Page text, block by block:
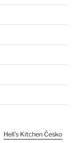
Hell’s Kitchen Česko